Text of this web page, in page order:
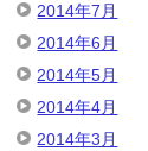
2014年7月
2014年6月
2014年5月
2014年4月
2014年3月